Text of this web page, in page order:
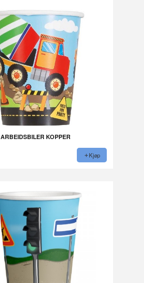
ARBEIDSBILER KOPPER
Kjøp